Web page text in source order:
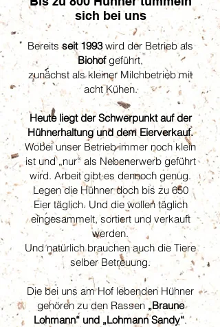
sich bei uns
Bereitsseit 1993wird der Betrieb als
Biohofgeführt,
zunächst als kleiner Milchbetrieb mit
acht Kühen.
Heute liegt der Schwerpunkt auf der
Hühnerhaltung und dem Eierverkauf.
Wobei unser Betrieb immer noch klein
ist und „nur“ als Nebenerwerb geführt
wird. Arbeit gibt es dennoch genug.
Legen die Hühner doch bis zu 650
Eier täglich. Und die wollen täglich
eingesammelt, sortiert und verkauft
werden.
Und natürlich brauchen auch die Tiere
selber Betreuung.
Die bei uns am Hof lebenden Hühner
gehören zu den Rassen „Braune
Lohmann“ und „Lohmann Sandy“.